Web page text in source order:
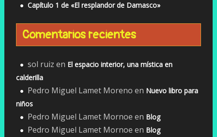
Capítulo 1 de «El resplandor de Damasco»
Comentarios recientes
sol ruiz en El espacio interior, una mística en
calderilla
Pedro Miguel Lamet Moreno en Nuevo libro para
niños
Pedro Miguel Lamet Mornoe en Blog
Pedro Miguel Lamet Mornoe en Blog